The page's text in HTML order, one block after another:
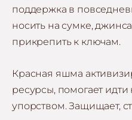
поддержка в
носить на сумке,
прикрепить к ключам.
Красная яшма
ресурсы, помогает
упорством. Защищает,